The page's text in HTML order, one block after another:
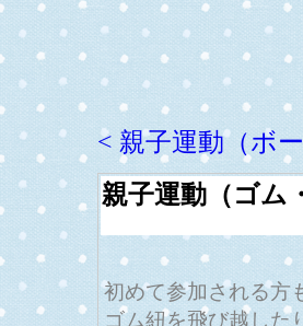
< 親子運動（ボ
親子運動（ゴム
初めて参加される方
ゴム紐を飛び越した